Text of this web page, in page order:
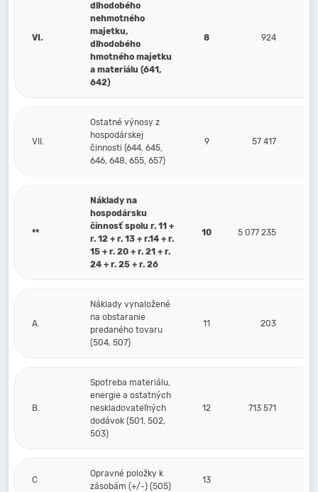
VI.
dlhodobého
nehmotného
majetku,
dlhodobého
hmotného majetku
a materiálu (641,
642)
8 924
VII.
Ostatné výnosy z
hospodárskej
činnosti (644, 645,
646, 648, 655, 657)
9 57 417
**
Náklady na
hospodársku
činnosť spolu r. 11 +
r. 12 + r. 13 + r.14 + r.
15 + r. 20 + r. 21 + r.
24 + r. 25 + r. 26
10 5 077 235
A.
Náklady vynaložené
na obstaranie
predaného tovaru
(504, 507)
11 203
B.
Spotreba materiálu,
energie a ostatných
neskladovateľných
dodávok (501, 502,
503)
12 713 571
C
Opravné položky k
zásobám (+/-) (505)
13